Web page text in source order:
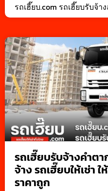
รถเฮี๊ยบ.com รถเฮี๊ยบรับจ้า
รถเฮี๊ยบรับจ้างคำต
จ้าง รถเฮี๊ยบให้เช่า
ราคาถูก